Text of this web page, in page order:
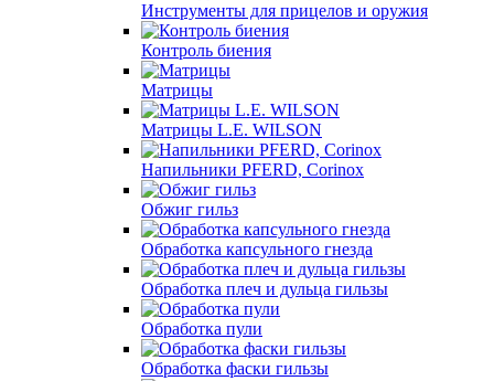
Инструменты для прицелов и оружия
Контроль биения
Матрицы
Матрицы L.E. WILSON
Напильники PFERD, Corinox
Обжиг гильз
Обработка капсульного гнезда
Обработка плеч и дульца гильзы
Обработка пули
Обработка фаски гильзы